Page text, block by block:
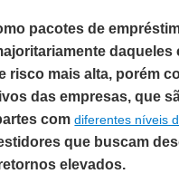
pacotes de
daqueles
risco mais alta, porém
das empresas, que
comdiferentes níveis
que buscam
elevados.